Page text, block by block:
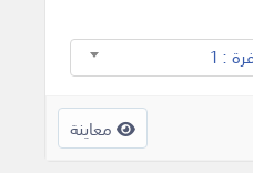
: 1
معاينة